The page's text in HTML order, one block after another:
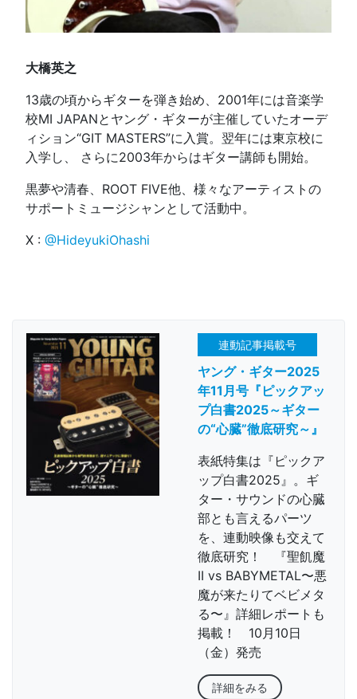
大橋英之
13歳の頃からギターを弾き始め、2001年には音楽学
校MI JAPANとヤング・ギターが主催していたオーデ
ィション“GIT MASTERS”に入賞。翌年には東京校に
入学し、 さらに2003年からはギター講師も開始。
黒夢や清春、ROOT FIVE他、様々なアーティストの
サポートミュージシャンとして活動中。
X : @HideyukiOhashi
連動記事掲載号
ヤング・ギター2025
年11月号『ピックアッ
プ白書2025～ギター
の“心臓”徹底研究～』
表紙特集は『ピックア
ップ白書2025』。ギ
ター・サウンドの心臓
部とも言えるパーツ
を、連動映像も交えて
徹底研究！ 『聖飢魔
II vs BABYMETAL〜悪
魔が来たりてベビメタ
る〜』詳細レポートも
掲載！ 10月10日
（金）発売
詳細をみる